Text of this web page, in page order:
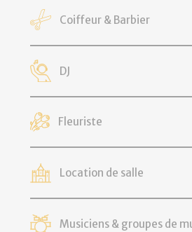
Coiffeur & Barbier
DJ
Fleuriste
Location de salle
Musiciens & groupes de